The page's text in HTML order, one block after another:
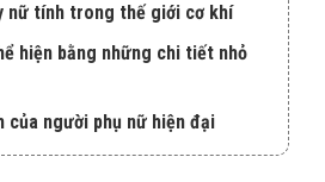
nữ tính trong thế giới cơ khí
hiện bằng những chi tiết nhỏ
người phụ nữ hiện đại